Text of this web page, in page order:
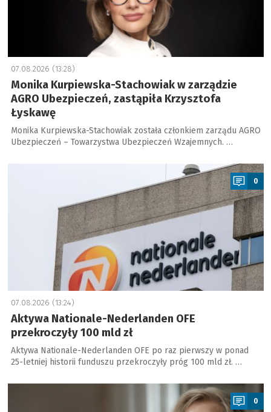
07.08.2026 (13:28)
Monika Kurpiewska-Stachowiak w zarządzie
AGRO Ubezpieczeń, zastąpiła Krzysztofa
Łyskawę
Monika Kurpiewska-Stachowiak została członkiem zarządu AGRO
Ubezpieczeń – Towarzystwa Ubezpieczeń Wzajemnych. …
0
07.08.2026 (13:24)
Aktywa Nationale-Nederlanden OFE
przekroczyły 100 mld zł
Aktywa Nationale-Nederlanden OFE po raz pierwszy w ponad
25-letniej historii funduszu przekroczyły próg 100 mld zł. …
a
0